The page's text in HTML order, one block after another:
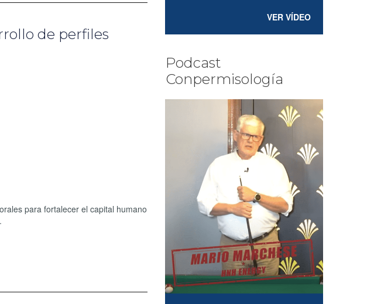
de perfiles
para fortalecer el capital humano
VER VÍDEO
Podcast
Conpermisología